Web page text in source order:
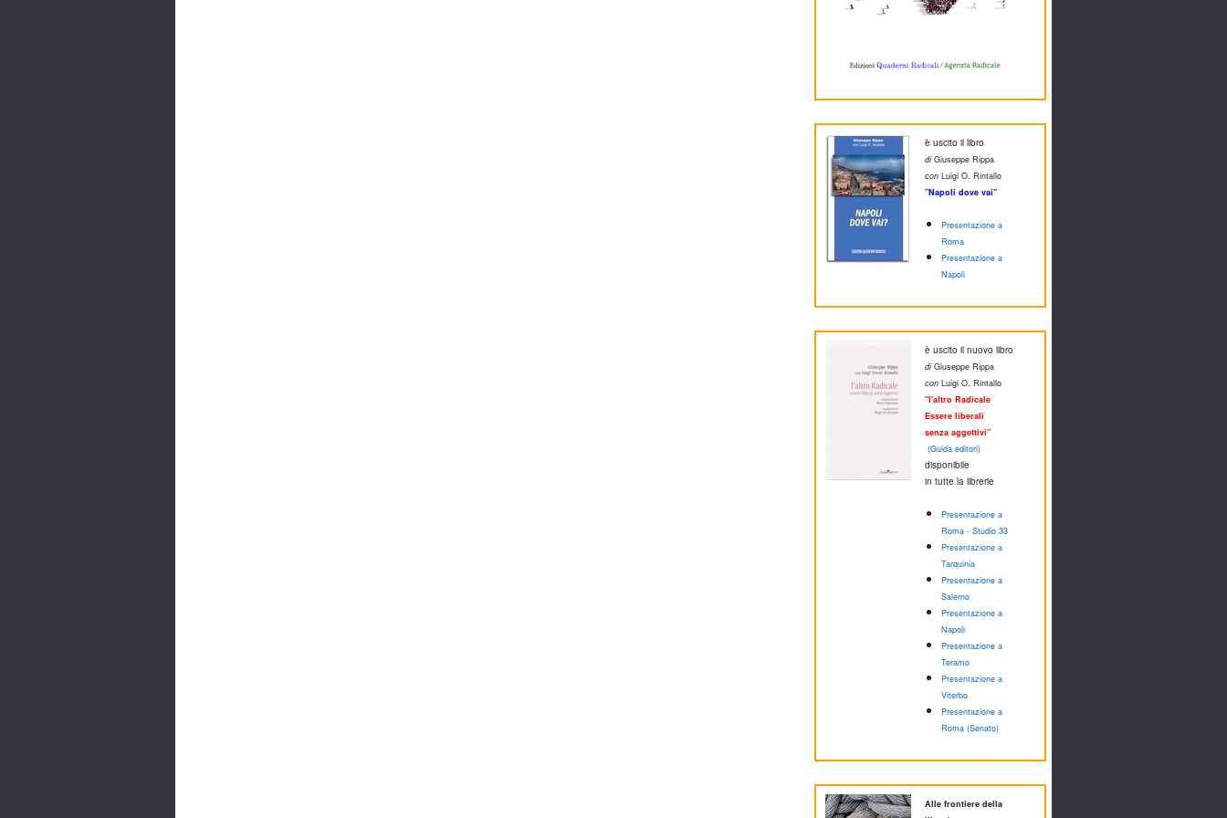
è uscito il libro
diGiuseppe Rippa
con Luigi O. Rintallo
"Napoli dove vai"
Presentazione a
Roma
Presentazione a
Napoli
è uscito il nuovo libro
diGiuseppe Rippa
con Luigi O. Rintallo
"l'altro Radicale
Essere liberali
senza aggettivi"
(Guida editori)
disponibile
in tutte la librerie
Presentazione a
Roma - Studio 33
Presentazione a
Tarquinia
Presentazione a
Salerno
Presentazione a
Napoli
Presentazione a
Teramo
Presentazione a
Viterbo
Presentazione a
Roma (Senato)
Alle frontiere della